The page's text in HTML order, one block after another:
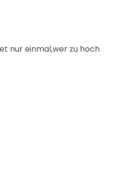
nur einmal,wer zu hoch